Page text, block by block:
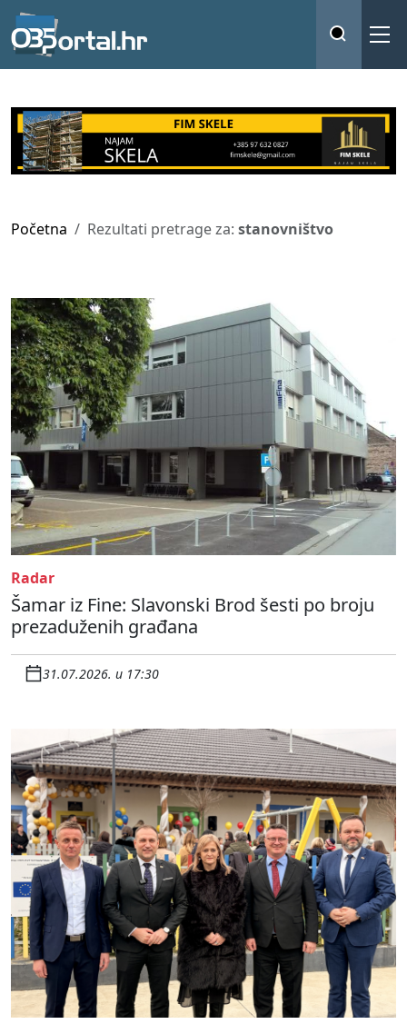
Početna Rezultati pretrage za: stanovništvo
Radar
Šamar iz Fine: Slavonski Brod šesti po broju
prezaduženih građana
31.07.2026. u 17:30